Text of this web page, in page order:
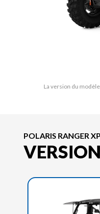
La version du
POLARIS RANGER